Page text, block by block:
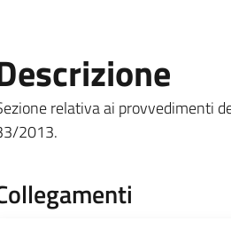
relativa ai provvedimenti
2013.